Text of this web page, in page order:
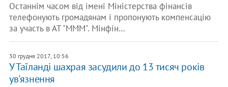
Останнім часом від імені Міністерства фінансів
телефонують громадянам і пропонують компенсацію
за участь в АТ "МММ". Мінфін…
30 грудня 2017, 10:56
У Таїланді шахрая засудили до 13 тисяч років
ув'язнення